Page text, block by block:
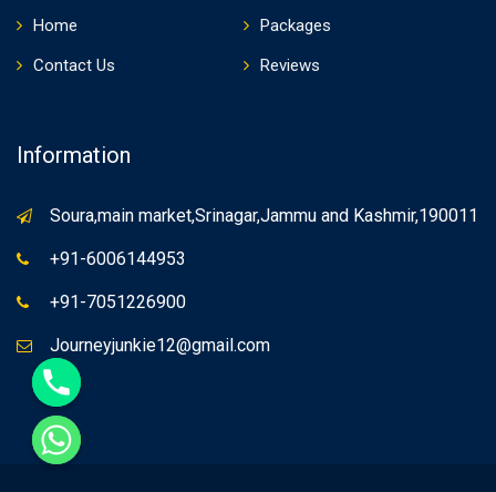
Home
Packages
Contact Us
Reviews
Information
Soura,main market,Srinagar,Jammu and Kashmir,190011
+91-6006144953
+91-7051226900
Journeyjunkie12@gmail.com